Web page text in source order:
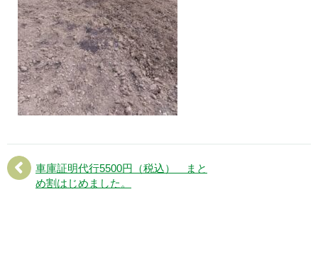
車庫証明代行5500円（税込） まと
め割はじめました。